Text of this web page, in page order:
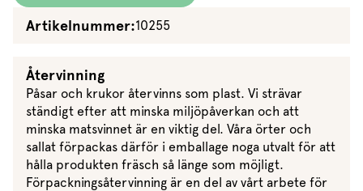
Artikelnummer:10255
Återvinning
Påsar och krukor återvinns som plast. Vi strävar
ständigt efter att minska miljöpåverkan och att
minska matsvinnet är en viktig del. Våra örter och
sallat förpackas därför i emballage noga utvalt för att
hålla produkten fräsch så länge som möjligt.
Förpackningsåtervinning är en del av vårt arbete för